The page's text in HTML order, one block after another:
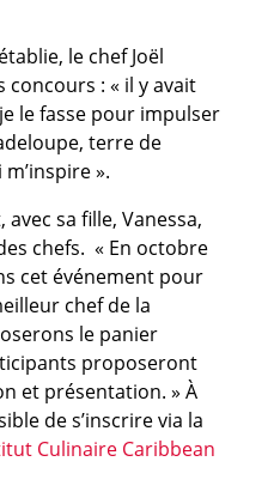
le chef Joël
concours : « il y avait
le fasse pour impulser
terre de
».
sa fille, Vanessa,
chefs. « En octobre
cet événement pour
chef de la
le panier
proposeront
et présentation. » À
de s’inscrire via la
Culinaire Caribbean